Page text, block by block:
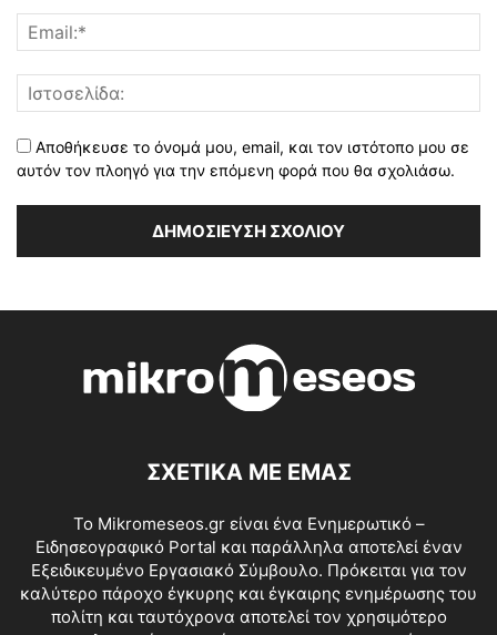
Αποθήκευσε το όνομά μου, email, και τον ιστότοπο μου σε
αυτόν τον πλοηγό για την επόμενη φορά που θα σχολιάσω.
ΣΧΕΤΙΚΑ ΜΕ ΕΜΑΣ
Το Mikromeseos.gr είναι ένα Ενημερωτικό –
Ειδησεογραφικό Portal και παράλληλα αποτελεί έναν
Εξειδικευμένο Εργασιακό Σύμβουλο. Πρόκειται για τον
καλύτερο πάροχο έγκυρης και έγκαιρης ενημέρωσης του
πολίτη και ταυτόχρονα αποτελεί τον χρησιμότερο